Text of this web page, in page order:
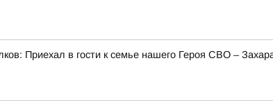
Приехал в гости к семье нашего Героя СВО –